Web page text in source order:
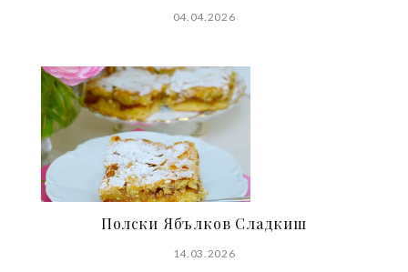
04.04.2026
Полски Ябълков Сладкиш
14.03.2026